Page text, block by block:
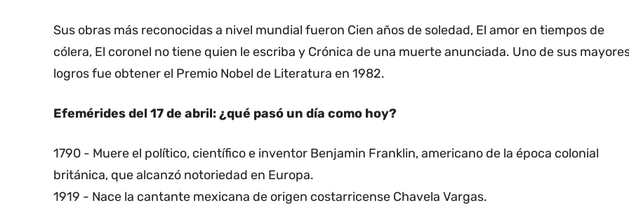
Sus obras más reconocidas a nivel mundial fueron Cien años de soledad, El amor en tiempos de
cólera, El coronel no tiene quien le escriba y Crónica de una muerte anunciada. Uno de sus
logros fue obtener el Premio Nobel de Literatura en 1982.
Efemérides del 17 de abril: ¿qué pasó un día como hoy?
1790 - Muere el político, científico e inventor Benjamin Franklin, americano de la época colonial
británica, que alcanzó notoriedad en Europa.
1919 - Nace la cantante mexicana de origen costarricense Chavela Vargas.